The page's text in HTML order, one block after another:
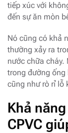
tiếp xúc với
đến sự ăn mòn
Nó cũng có khả
thường xảy ra
nước chữa cháy.
trong đường
cũng như rò rỉ lỗ
Khả
CPVC